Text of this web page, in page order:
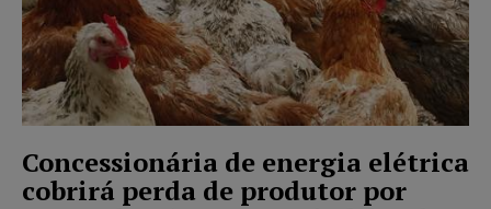
Concessionária de energia elétrica
cobrirá perda de produtor por